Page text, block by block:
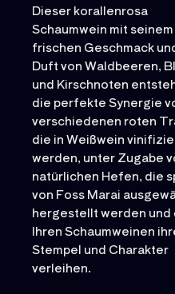
Dieser korallenrosa
Schaumwein mit seinem
frischen Geschmack
Duft von Waldbeeren,
und Kirschnoten
die perfekte Synergie
verschiedenen roten
die in Weißwein
werden, unter Zugabe
natürlichen Hefen, die
von Foss Marai
hergestellt werden und
Ihren Schaumweinen
Stempel und Charakter
verleihen.